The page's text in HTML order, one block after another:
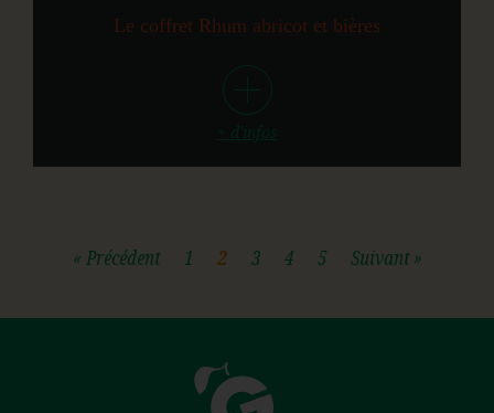
Le coffret Rhum abricot et bières
« Précédent 1 2 3 4 5 Suivant »